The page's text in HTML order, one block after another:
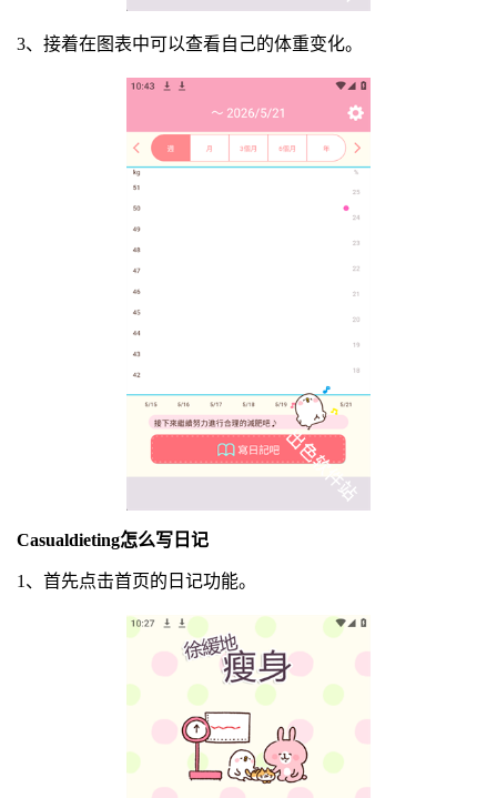
3、接着在图表中可以查看自己的体重变化。
Casualdieting怎么写日记
1、首先点击首页的日记功能。